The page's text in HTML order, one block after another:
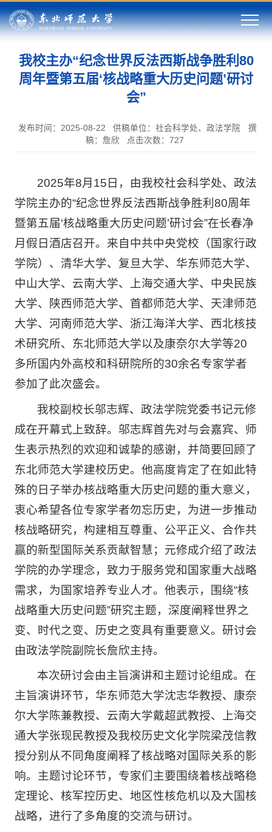
我校主办“纪念世界反法西斯战争胜利80
周年暨第五届‘核战略重大历史问题’研讨
会”
发布时间：2025-08-22 供稿单位：社会科学处、政法学院
撰
稿：詹欣
点击次数：727
2025年8月15日，由我校社会科学处、政法
学院主办的“纪念世界反法西斯战争胜利80周年
暨第五届‘核战略重大历史问题’研讨会”在长春净
月假日酒店召开。来自中共中央党校（国家行政
学院）、清华大学、复旦大学、华东师范大学、
中山大学、云南大学、上海交通大学、中央民族
大学、陕西师范大学、首都师范大学、天津师范
大学、河南师范大学、浙江海洋大学、西北核技
术研究所、东北师范大学以及康奈尔大学等20
多所国内外高校和科研院所的30余名专家学者
参加了此次盛会。
我校副校长邬志辉、政法学院党委书记元修
成在开幕式上致辞。邬志辉首先对与会嘉宾、师
生表示热烈的欢迎和诚挚的感谢，并简要回顾了
东北师范大学建校历史。他高度肯定了在如此特
殊的日子举办核战略重大历史问题的重大意义，
衷心希望各位专家学者勿忘历史，为进一步推动
核战略研究，构建相互尊重、公平正义、合作共
赢的新型国际关系贡献智慧；元修成介绍了政法
学院的办学理念，致力于服务党和国家重大战略
需求，为国家培养专业人才。他表示，围绕“核
战略重大历史问题”研究主题，深度阐释世界之
变、时代之变、历史之变具有重要意义。研讨会
由政法学院副院长詹欣主持。
本次研讨会由主旨演讲和主题讨论组成。在
主旨演讲环节，华东师范大学沈志华教授、康奈
尔大学陈兼教授、云南大学戴超武教授、上海交
通大学张现民教授及我校历史文化学院梁茂信教
授分别从不同角度阐释了核战略对国际关系的影
响。主题讨论环节，专家们主要围绕着核战略稳
定理论、核军控历史、地区性核危机以及大国核
战略，进行了多角度的交流与研讨。